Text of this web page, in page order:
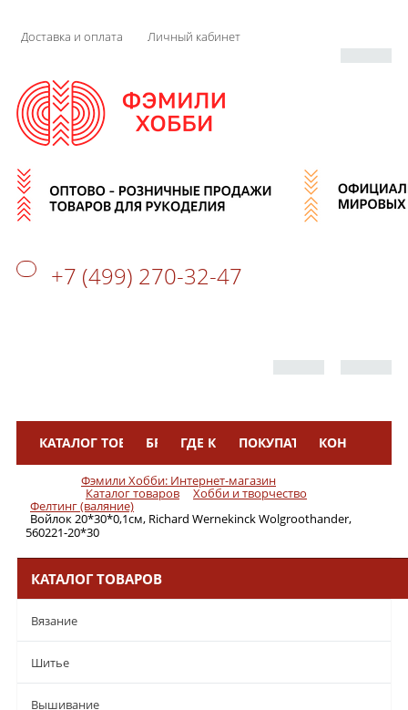
Доставка и оплата Личный кабинет
+7 (499) 270-32-47
КАТАЛОГ ТОВАРОВБРЕНДЫГДЕ КУПИТЬПОКУПАТЕЛЯМКОНТАКТЫ
Фэмили Хобби: Интернет-магазин
Каталог товаров Хобби и творчество
Фелтинг (валяние)
Войлок 20*30*0,1см, Richard Wernekinck Wolgroothander,
560221-20*30
КАТАЛОГ ТОВАРОВ
Вязание
Шитье
Вышивание